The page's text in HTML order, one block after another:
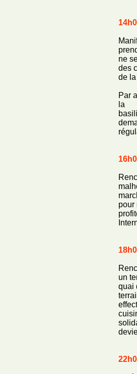
ne
des
de
Par
la
pour
un
quai